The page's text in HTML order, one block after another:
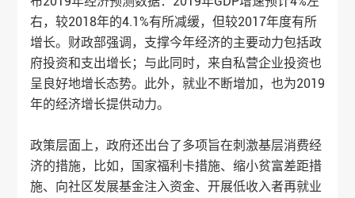
右，较2018年的4.1%有所减缓，但较2017年度有所
增长。财政部强调，支撑今年经济的主要动力包括政
府投资和支出增长；与此同时，来自私营企业投资也
呈良好地增长态势。此外，就业不断增加，也为2019
年的经济增长提供动力。
政策层面上，政府还出台了多项旨在刺激基层消费经
济的措施，比如，国家福利卡措施、缩小贫富差距措
施、向社区发展基金注入资金、开展低收入者再就业